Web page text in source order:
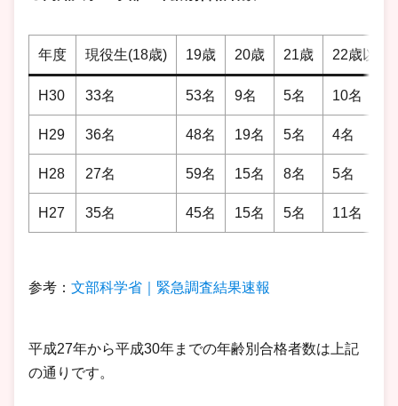
年度 現役生(18歳) 19歳 20歳 21歳 22歳以上
H30 33名 53名 9名 5名 10名
H29 36名 48名 19名 5名 4名
H28 27名 59名 15名 8名 5名
H27 35名 45名 15名 5名 11名
参考： 文部科学省｜緊急調査結果速報
平成27年から平成30年までの年齢別合格者数は上記
の通りです。